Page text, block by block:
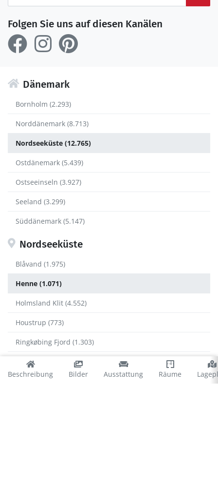
Beschreibung Bilder Ausstattung Räume
Folgen Sie uns auf diesen Kanälen
Dänemark
Bornholm (2.293)
Norddänemark (8.713)
Nordseeküste (12.765)
Ostdänemark (5.439)
Ostseeinseln (3.927)
Seeland (3.299)
Süddänemark (5.147)
Nordseeküste
Blåvand (1.975)
Henne (1.071)
Holmsland Klit (4.552)
Houstrup (773)
Ringkøbing Fjord (1.303)
Ulfborg (1.187)
Vejers (734)